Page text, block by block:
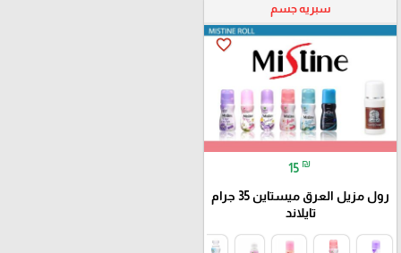
سبريه جسم
favorite_border
15 ₪
رول مزيل العرق ميستاين 35 جرام
تايلاند